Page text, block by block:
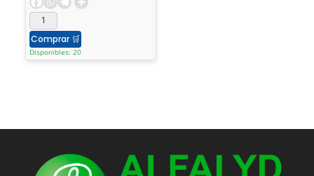
Comprar 🛒
Disponibles: 20